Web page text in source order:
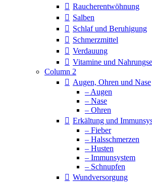
Raucherentwöhnung
Salben
Schlaf und Beruhigung
Schmerzmittel
Verdauung
Vitamine und
Column 2
Augen, Ohren und Nase
– Augen
– Nase
– Ohren
Erkältung und
– Fieber
– Halsschmerzen
– Husten
– Immunsystem
– Schnupfen
Wundversorgung